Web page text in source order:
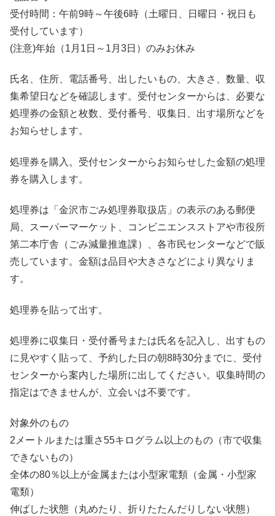
受付時間：午前9時～午後6時（土曜日、日曜日・祝日も
受付しています）
(注意)年始（1月1日～1月3日）のみお休み
氏名、住所、電話番号、出したいもの、大きさ、数量、収
集希望日などを確認します。受付センターからは、必要な
処理券の金額と枚数、受付番号、収集日、出す場所などを
お知らせします。
処理券を購入。受付センターからお知らせした金額の処理
券を購入します。
処理券は「金沢市ごみ処理券取扱店」の表示のある郵便
局、スーパーマーケット、コンビニエンスストアや市役所
第二本庁舎（ごみ減量推進課）、各市民センターなどで販
売しています。金額は品目や大きさなどにより異なりま
す。
処理券を貼って出す。
処理券に収集日・受付番号または氏名を記入し、出すもの
に見やすく貼って、予約した日の朝8時30分までに、受付
センターから案内した場所に出してください。収集時間の
指定はできませんが、立会いは不要です。
対象外のもの
2メートルまたは重さ55キログラム以上のもの（市で収集
できないもの）
全体の80％以上が金属または小型家電類（金属・小型家
電類）
伸ばした状態（丸めたり、折りたたんだりしない状態）